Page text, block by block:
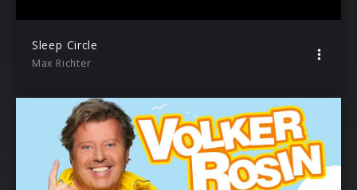
Sleep Circle
Max Richter